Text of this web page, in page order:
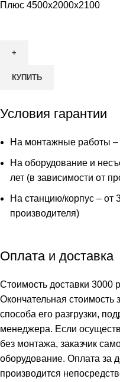
Плюс 4500х2000х2100
КУПИТЬ
Условия гарантии
На монтажные работы –
На оборудование и
лет (в зависимости от
На станцию/корпус – от
производителя)
Оплата и доставка
Стоимость доставки 3000
Окончательная стоимость
способа его разгрузки,
менеджера. Если
без монтажа, заказчик
оборудование. Оплата за
производится